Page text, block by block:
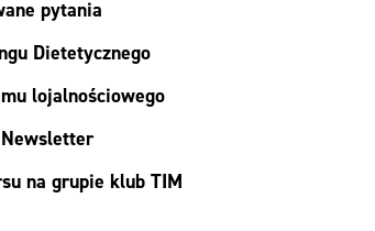
pytania
Dietetycznego
lojalnościowego
Newsletter
na grupie klub TIM